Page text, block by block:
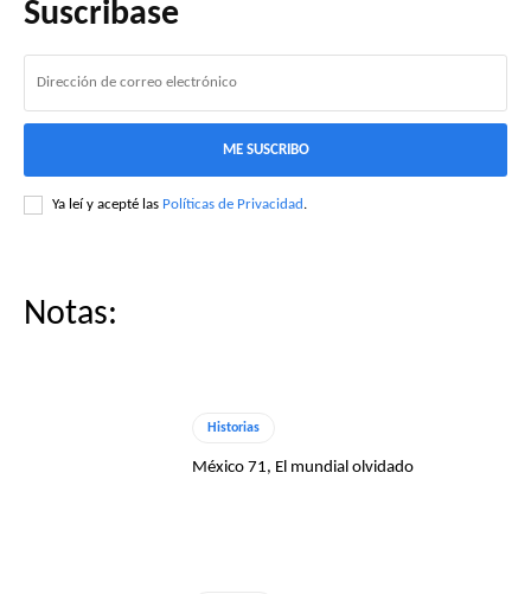
Suscribase
ME SUSCRIBO
Ya leí y acepté las Políticas de Privacidad .
Notas:
Historias
México 71, El mundial olvidado